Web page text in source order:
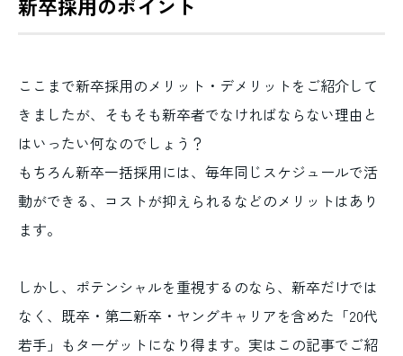
ここまで新卒採用のメリット・デメリットをご紹介して
きましたが、そもそも新卒者でなければならない理由と
はいったい何なのでしょう？
もちろん新卒一括採用には、毎年同じスケジュールで活
動ができる、コストが抑えられるなどのメリットはあり
ます。
しかし、ポテンシャルを重視するのなら、新卒だけでは
なく、既卒・第二新卒・ヤングキャリアを含めた「20代
若手」もターゲットになり得ます。実はこの記事でご紹